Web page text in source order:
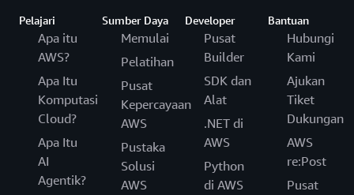
Pelajari
Apa itu
AWS?
Apa Itu
Komputasi
Cloud?
Apa Itu
AI
Agentik?
Sumber Daya
Memulai
Pelatihan
Pusat
Kepercayaan
AWS
Pustaka
Solusi
AWS
Developer
Pusat
Builder
SDK dan
Alat
.NET di
AWS
Python
di AWS
Bantuan
Hubungi
Kami
Ajukan
Tiket
Dukungan
AWS
re:Post
Pusat